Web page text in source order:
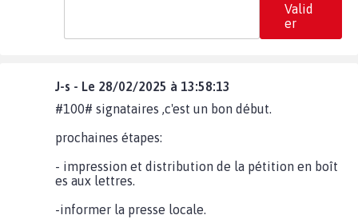
Valid
er
J-s - Le 28/02/2025 à 13:58:13
#100# signataires ,c'est un bon début.
prochaines étapes:
- impression et distribution de la pétition en boît
es aux lettres.
-informer la presse locale.